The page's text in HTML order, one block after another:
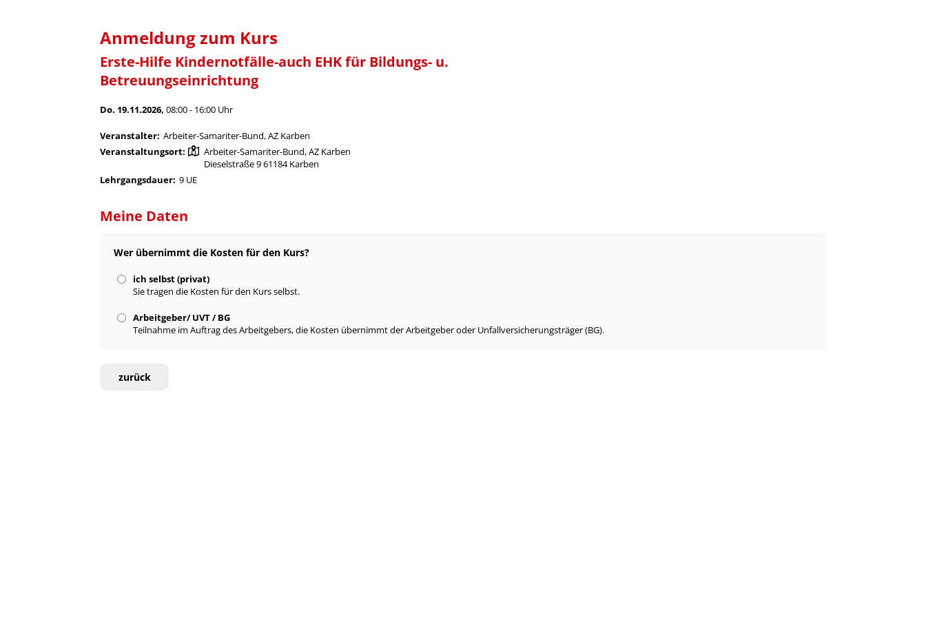
Anmeldung zum Kurs
Erste-Hilfe Kindernotfälle-auch EHK für Bildungs- u.
Betreuungseinrichtung
Do. 19.11.2026,08:00 - 16:00 Uhr
Veranstalter: Arbeiter-Samariter-Bund, AZ Karben
Veranstaltungsort:
Arbeiter-Samariter-Bund, AZ Karben
Dieselstraße 9 61184 Karben
Lehrgangsdauer: 9 UE
Meine Daten
Wer übernimmt die Kosten für den Kurs?
ich selbst (privat)
Sie tragen die Kosten für den Kurs selbst.
Arbeitgeber/ UVT / BG
Teilnahme im Auftrag des Arbeitgebers, die Kosten übernimmt der Arbeitgeber oder Unfallversicherungsträger (BG).
zurück